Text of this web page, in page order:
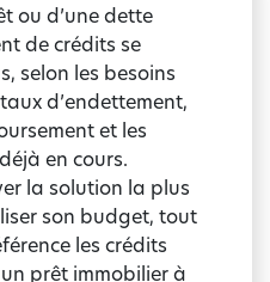
ou d’une dette
de crédits se
selon les besoins
d’endettement,
et les
en cours.
la solution la plus
son budget, tout
les crédits
prêt immobilier à